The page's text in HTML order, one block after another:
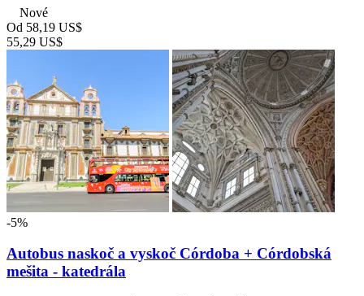
Nové
Od 58,19 US$
55,29 US$
-5%
Autobus naskoč a vyskoč Córdoba + Córdobská
mešita - katedrála